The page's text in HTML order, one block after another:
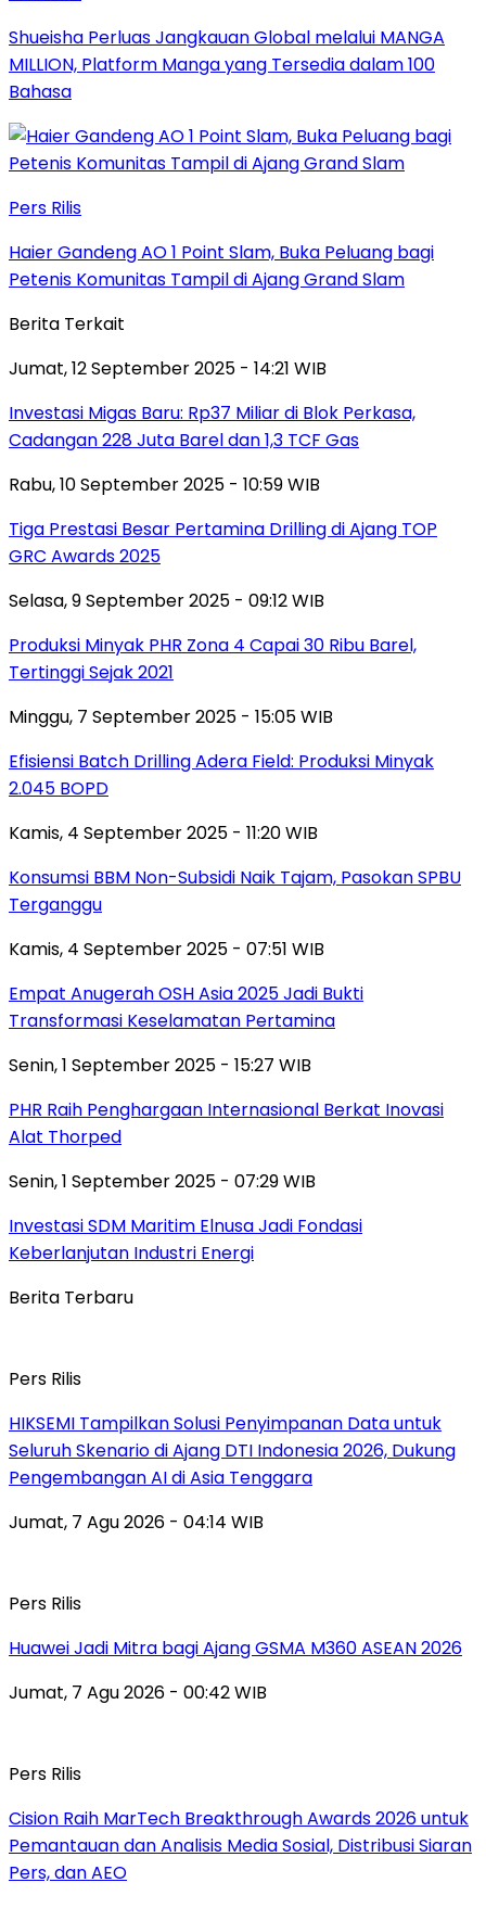
Shueisha Perluas Jangkauan Global melalui MANGA
MILLION, Platform Manga yang Tersedia dalam 100
Bahasa
Pers Rilis
Haier Gandeng AO 1 Point Slam, Buka Peluang bagi
Petenis Komunitas Tampil di Ajang Grand Slam
Berita Terkait
Jumat, 12 September 2025 - 14:21 WIB
Investasi Migas Baru: Rp37 Miliar di Blok Perkasa,
Cadangan 228 Juta Barel dan 1,3 TCF Gas
Rabu, 10 September 2025 - 10:59 WIB
Tiga Prestasi Besar Pertamina Drilling di Ajang TOP
GRC Awards 2025
Selasa, 9 September 2025 - 09:12 WIB
Produksi Minyak PHR Zona 4 Capai 30 Ribu Barel,
Tertinggi Sejak 2021
Minggu, 7 September 2025 - 15:05 WIB
Efisiensi Batch Drilling Adera Field: Produksi Minyak
2.045 BOPD
Kamis, 4 September 2025 - 11:20 WIB
Konsumsi BBM Non-Subsidi Naik Tajam, Pasokan SPBU
Terganggu
Kamis, 4 September 2025 - 07:51 WIB
Empat Anugerah OSH Asia 2025 Jadi Bukti
Transformasi Keselamatan Pertamina
Senin, 1 September 2025 - 15:27 WIB
PHR Raih Penghargaan Internasional Berkat Inovasi
Alat Thorped
Senin, 1 September 2025 - 07:29 WIB
Investasi SDM Maritim Elnusa Jadi Fondasi
Keberlanjutan Industri Energi
Berita Terbaru
Pers Rilis
HIKSEMI Tampilkan Solusi Penyimpanan Data untuk
Seluruh Skenario di Ajang DTI Indonesia 2026, Dukung
Pengembangan AI di Asia Tenggara
Jumat, 7 Agu 2026 - 04:14 WIB
Pers Rilis
Huawei Jadi Mitra bagi Ajang GSMA M360 ASEAN 2026
Jumat, 7 Agu 2026 - 00:42 WIB
Pers Rilis
Cision Raih MarTech Breakthrough Awards 2026 untuk
Pemantauan dan Analisis Media Sosial, Distribusi Siaran
Pers, dan AEO